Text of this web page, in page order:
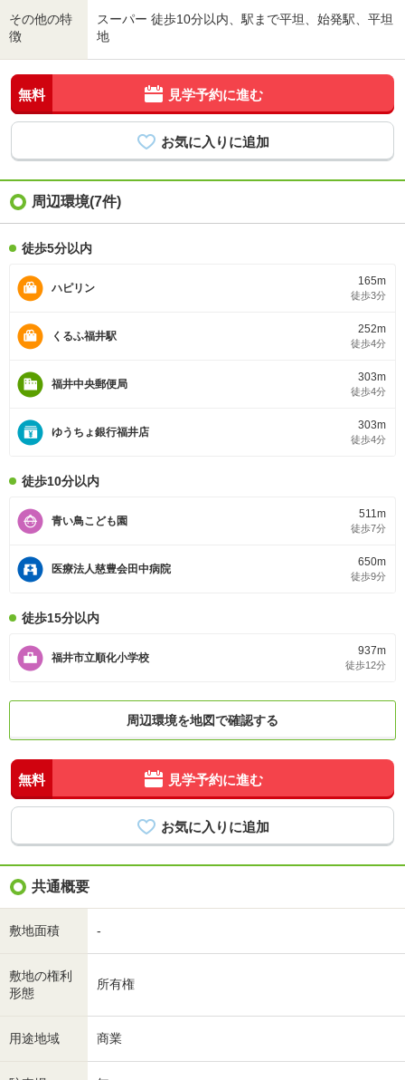
その他の特
徴
スーパー 徒歩10分以内、駅まで平坦、始発駅、平坦
地
無料 見学予約に進む
周辺環境(7件)
徒歩5分以内
ハピリン
165m
徒歩3分
くるふ福井駅
252m
徒歩4分
福井中央郵便局
303m
徒歩4分
ゆうちょ銀行福井店
303m
徒歩4分
徒歩10分以内
青い鳥こども園
511m
徒歩7分
医療法人慈豊会田中病院
650m
徒歩9分
徒歩15分以内
福井市立順化小学校
937m
徒歩12分
周辺環境を地図で確認する
無料 見学予約に進む
共通概要
敷地面積 -
敷地の権利
形態
所有権
用途地域 商業